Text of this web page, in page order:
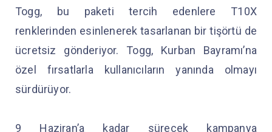
Togg, bu paketi tercih edenlere T10X
renklerinden esinlenerek tasarlanan bir tişörtü de
ücretsiz gönderiyor. Togg, Kurban Bayramı’na
özel fırsatlarla kullanıcıların yanında olmayı
sürdürüyor.
9 Haziran’a kadar sürecek kampanya